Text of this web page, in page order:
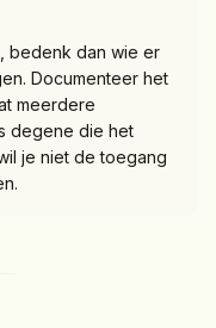
bedenk dan wie er
Documenteer het
meerdere
degene die het
je niet de toegang